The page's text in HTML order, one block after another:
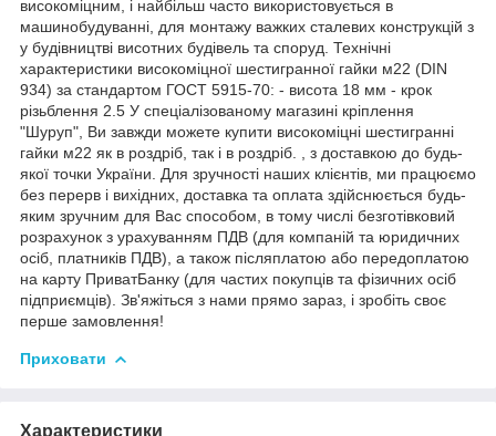
високоміцним, і найбільш часто використовується в
машинобудуванні, для монтажу важких сталевих конструкцій з
у будівництві висотних будівель та споруд. Технічні
характеристики високоміцної шестигранної гайки м22 (DIN
934) за стандартом ГОСТ 5915-70: - висота 18 мм - крок
різьблення 2.5 У спеціалізованому магазині кріплення
"Шуруп", Ви завжди можете купити високоміцні шестигранні
гайки м22 як в роздріб, так і в роздріб. , з доставкою до будь-
якої точки України. Для зручності наших клієнтів, ми працюємо
без перерв і вихідних, доставка та оплата здійснюється будь-
яким зручним для Вас способом, в тому числі безготівковий
розрахунок з урахуванням ПДВ (для компаній та юридичних
осіб, платників ПДВ), а також післяплатою або передоплатою
на карту ПриватБанку (для частих покупців та фізичних осіб
підприємців). Зв'яжіться з нами прямо зараз, і зробіть своє
перше замовлення!
Приховати
Характеристики